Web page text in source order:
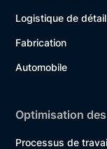
Logistique de détail
Fabrication
Automobile
Optimisation
Processus de